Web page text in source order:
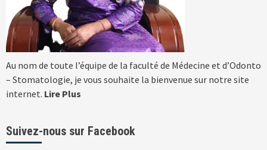
Au nom de toute l’équipe de la faculté de Médecine et d’Odonto
– Stomatologie, je vous souhaite la bienvenue sur notre site
internet. Lire Plus
Suivez-nous sur Facebook